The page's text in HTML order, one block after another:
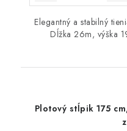
Elegantný a stabilný
Dĺžka 26m, výška
Plotový stĺpik 175